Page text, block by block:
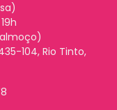
almoço)
104, Rio Tinto,